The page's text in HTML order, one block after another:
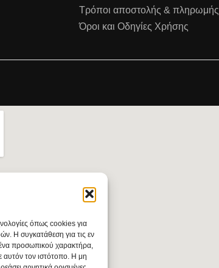
όπως cookies για
Η συγκατάθεση για τις εν
προσωπικού χαρακτήρα,
τον ιστότοπο. Η μη
Τρόποι αποστολής & πληρωμής
Όροι και Οδηγίες Χρήσης